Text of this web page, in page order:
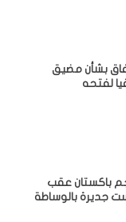
بشأن مضيق
لفتحه
باكستان عقب
جديرة بالوساطة